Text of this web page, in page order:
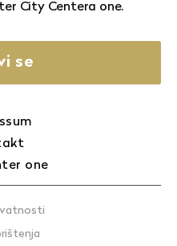
City Centera one.
se
one